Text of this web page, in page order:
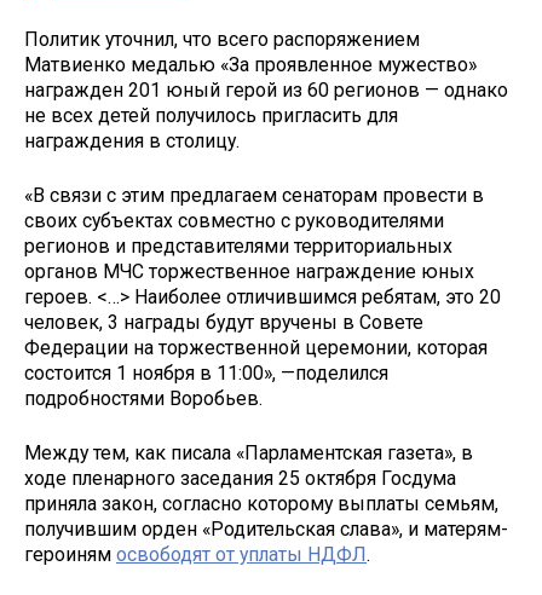
Политик уточнил, что всего распоряжением
Матвиенко медалью «За проявленное мужество»
награжден 201 юный герой из 60 регионов — однако
не всех детей получилось пригласить для
награждения в столицу.
«В связи с этим предлагаем сенаторам провести в
своих субъектах совместно с руководителями
регионов и представителями территориальных
органов МЧС торжественное награждение юных
героев. <…> Наиболее отличившимся ребятам, это 20
человек, 3 награды будут вручены в Совете
Федерации на торжественной церемонии, которая
состоится 1 ноября в 11:00», —поделился
подробностями Воробьев.
Между тем, как писала «Парламентская газета», в
ходе пленарного заседания 25 октября Госдума
приняла закон, согласно которому выплаты семьям,
получившим орден «Родительская слава», и матерям-
героиням освободят от уплаты НДФЛ.